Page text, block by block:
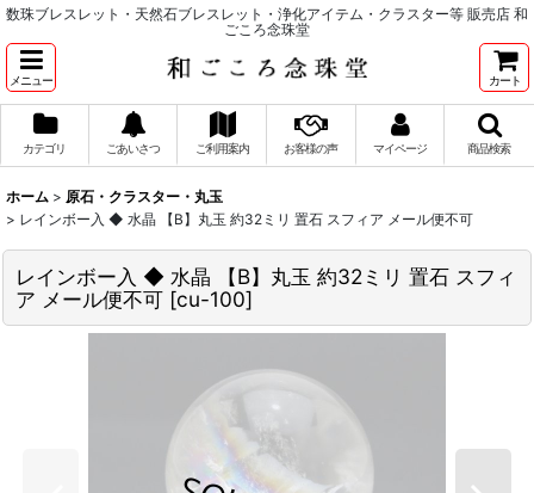
数珠ブレスレット・天然石ブレスレット・浄化アイテム・クラスター等 販売店 和
ごころ念珠堂
メニュー カート
カテゴリ ごあいさつ ご利用案内 お客様の声 マイページ 商品検索
ホーム > 原石・クラスター・丸玉
> レインボー入 ◆ 水晶 【B】丸玉 約32ミリ 置石 スフィア メール便不可
レインボー入 ◆ 水晶 【B】丸玉 約32ミリ 置石 スフィ
ア メール便不可 [cu-100]